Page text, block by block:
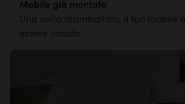
Mobile già montato
Una volta disimballato, il tuo mobile
essere vissuto.